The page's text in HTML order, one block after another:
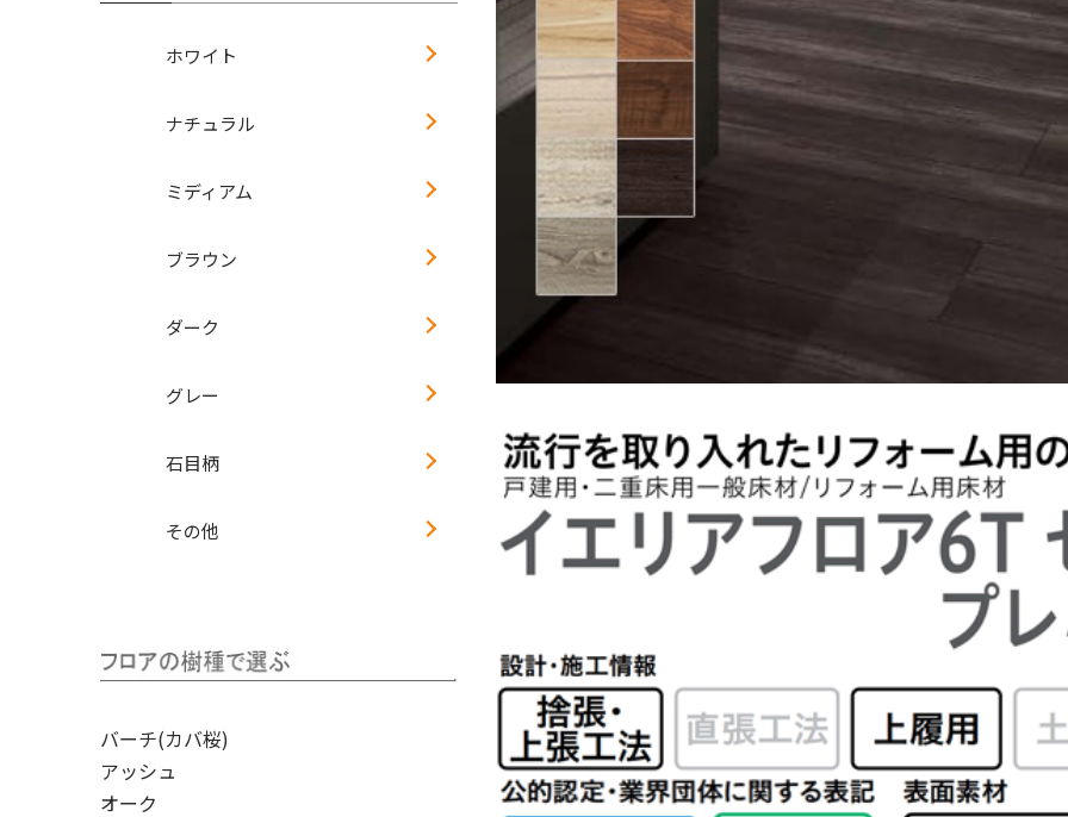
ホワイト
ナチュラル
ミディアム
ブラウン
ダーク
グレー
石目柄
その他
バーチ(カバ桜)
アッシュ
オーク